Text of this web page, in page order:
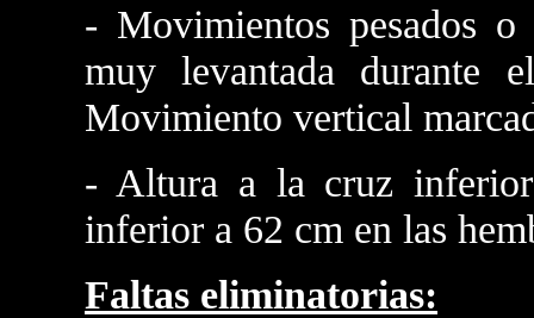
- Movimientos pesados
muy levantada durante
Movimiento vertical
- Altura a la cruz
inferior a 62 cm en las
Faltas eliminatorias: